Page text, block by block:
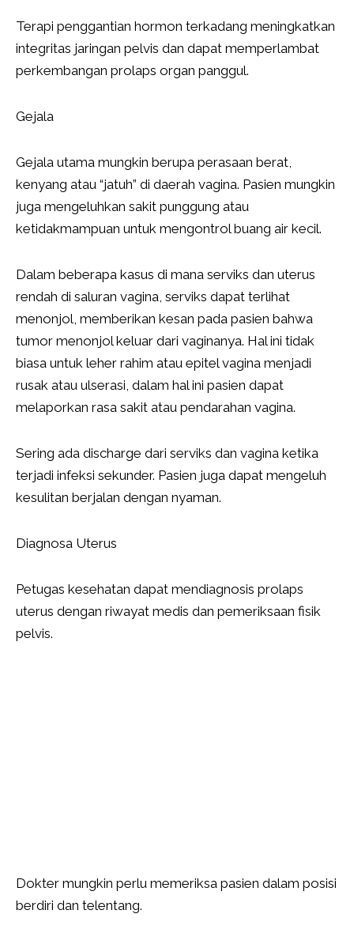
Terapi penggantian hormon terkadang meningkatkan
integritas jaringan pelvis dan dapat memperlambat
perkembangan prolaps organ panggul.
Gejala
Gejala utama mungkin berupa perasaan berat,
kenyang atau “jatuh” di daerah vagina. Pasien mungkin
juga mengeluhkan sakit punggung atau
ketidakmampuan untuk mengontrol buang air kecil.
Dalam beberapa kasus di mana serviks dan uterus
rendah di saluran vagina, serviks dapat terlihat
menonjol, memberikan kesan pada pasien bahwa
tumor menonjol keluar dari vaginanya. Hal ini tidak
biasa untuk leher rahim atau epitel vagina menjadi
rusak atau ulserasi, dalam hal ini pasien dapat
melaporkan rasa sakit atau pendarahan vagina.
Sering ada discharge dari serviks dan vagina ketika
terjadi infeksi sekunder. Pasien juga dapat mengeluh
kesulitan berjalan dengan nyaman.
Diagnosa Uterus
Petugas kesehatan dapat mendiagnosis prolaps
uterus dengan riwayat medis dan pemeriksaan fisik
pelvis.
Dokter mungkin perlu memeriksa pasien dalam posisi
berdiri dan telentang.